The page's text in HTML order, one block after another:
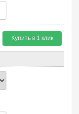
Купить в 1 клик